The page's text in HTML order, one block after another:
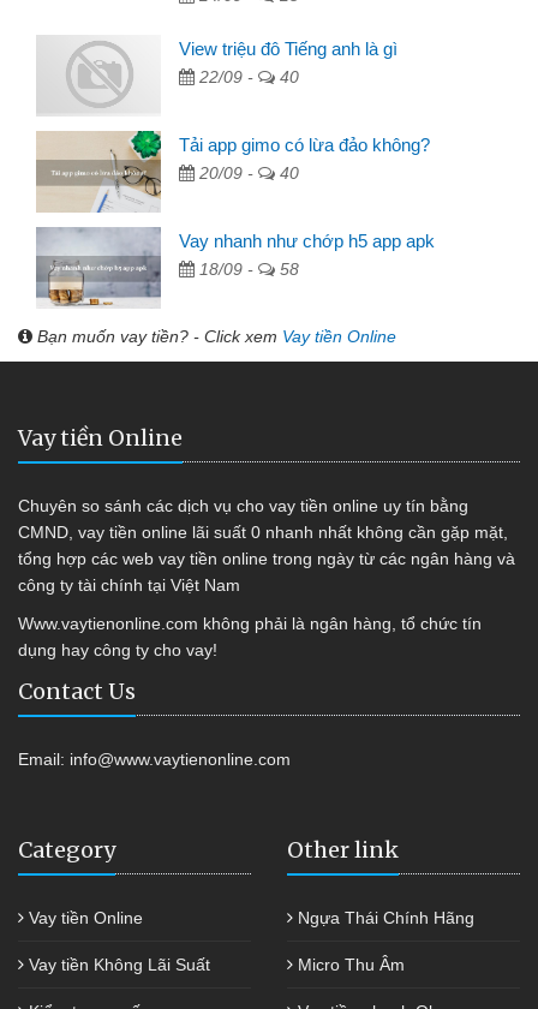
View triệu đô Tiếng anh là gì
22/09 - 40
Tải app gimo có lừa đảo không?
20/09 - 40
Vay nhanh như chớp h5 app apk
18/09 - 58
Bạn muốn vay tiền? - Click xem Vay tiền Online
Vay tiền Online
Chuyên so sánh các dịch vụ cho vay tiền online uy tín bằng
CMND, vay tiền online lãi suất 0 nhanh nhất không cần gặp mặt,
tổng hợp các web vay tiền online trong ngày từ các ngân hàng và
công ty tài chính tại Việt Nam
Www.vaytienonline.com không phải là ngân hàng, tổ chức tín
dụng hay công ty cho vay!
Contact Us
Email: info@www.vaytienonline.com
Category
Vay tiền Online
Vay tiền Không Lãi Suất
Other link
Ngựa Thái Chính Hãng
Micro Thu Âm